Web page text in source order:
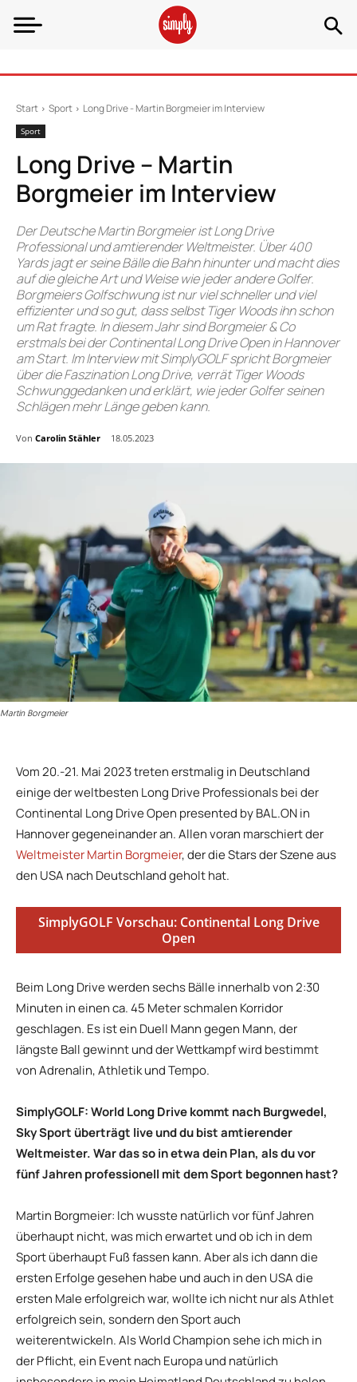
Start Sport Long Drive - Martin Borgmeier im Interview
Sport
Long Drive – Martin
Borgmeier im Interview
Der Deutsche Martin Borgmeier ist Long Drive
Professional und amtierender Weltmeister. Über 400
Yards jagt er seine Bälle die Bahn hinunter und macht dies
auf die gleiche Art und Weise wie jeder andere Golfer.
Borgmeiers Golfschwung ist nur viel schneller und viel
effizienter und so gut, dass selbst Tiger Woods ihn schon
um Rat fragte. In diesem Jahr sind Borgmeier & Co
erstmals bei der Continental Long Drive Open in Hannover
am Start. Im Interview mit SimplyGOLF spricht Borgmeier
über die Faszination Long Drive, verrät Tiger Woods
Schwunggedanken und erklärt, wie jeder Golfer seinen
Schlägen mehr Länge geben kann.
Von Carolin Stähler 18.05.2023
Martin Borgmeier
Vom 20.-21. Mai 2023 treten erstmalig in Deutschland
einige der weltbesten Long Drive Professionals bei der
Continental Long Drive Open presented by BAL.ON in
Hannover gegeneinander an. Allen voran marschiert der
Weltmeister Martin Borgmeier, der die Stars der Szene aus
den USA nach Deutschland geholt hat.
SimplyGOLF Vorschau: Continental Long Drive
Open
Beim Long Drive werden sechs Bälle innerhalb von 2:30
Minuten in einen ca. 45 Meter schmalen Korridor
geschlagen. Es ist ein Duell Mann gegen Mann, der
längste Ball gewinnt und der Wettkampf wird bestimmt
von Adrenalin, Athletik und Tempo.
SimplyGOLF: World Long Drive kommt nach Burgwedel,
Sky Sport überträgt live und du bist amtierender
Weltmeister. War das so in etwa dein Plan, als du vor
fünf Jahren professionell mit dem Sport begonnen hast?
Martin Borgmeier: Ich wusste natürlich vor fünf Jahren
überhaupt nicht, was mich erwartet und ob ich in dem
Sport überhaupt Fuß fassen kann. Aber als ich dann die
ersten Erfolge gesehen habe und auch in den USA die
ersten Male erfolgreich war, wollte ich nicht nur als Athlet
erfolgreich sein, sondern den Sport auch
weiterentwickeln. Als World Champion sehe ich mich in
der Pflicht, ein Event nach Europa und natürlich